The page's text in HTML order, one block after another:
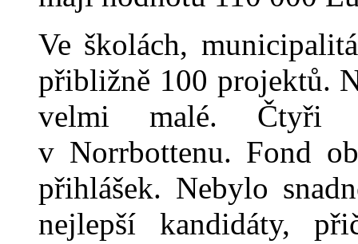
Ve školách,
přibližně 100 projektů.
velmi malé. Čtyři
v Norrbottenu. Fond o
přihlášek. Nebylo
nejlepší kandidáty,